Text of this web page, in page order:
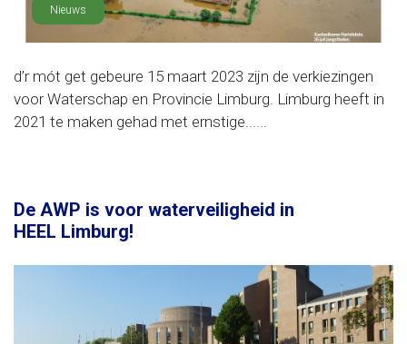
Nieuws
d’r mót get gebeure 15 maart 2023 zijn de verkiezingen
voor Waterschap en Provincie Limburg. Limburg heeft in
2021 te maken gehad met ernstige......
De AWP is voor waterveiligheid in
HEEL Limburg!